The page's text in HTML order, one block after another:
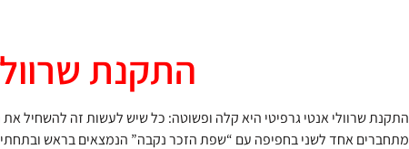
התקנת
התקנת שרוולי אנטי גרפיטי היא קלה ופשוטה: כל שיש לעשות זה להשחיל
מתחברים אחד לשני בחפיפה עם “שפת הזכר נקבה” הנמצאים בראש